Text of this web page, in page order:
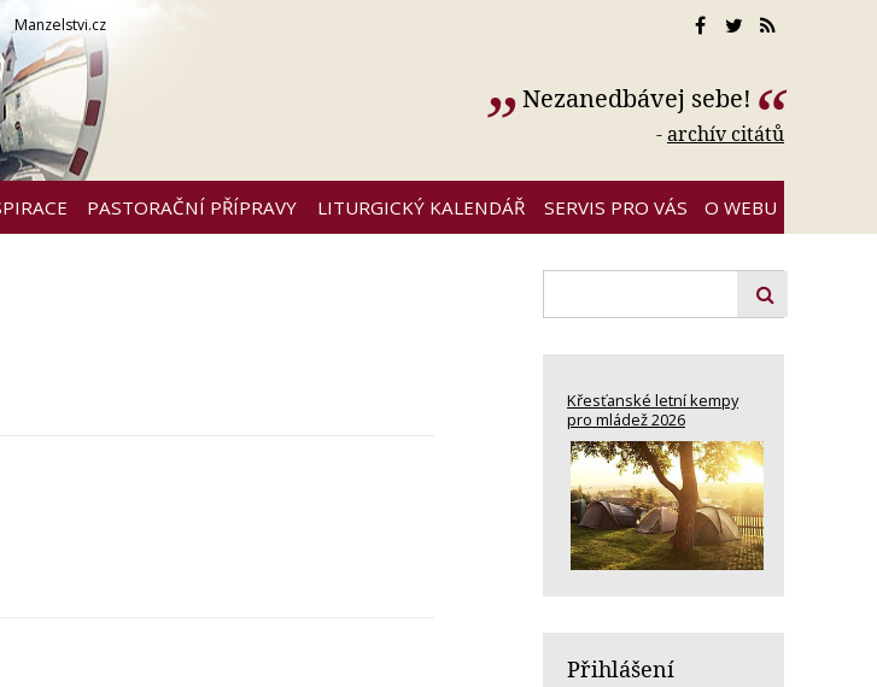
Manzelstvi.cz
Nezanedbávej sebe!
-archív citátů
PASTORAČNÍ PŘÍPRAVY LITURGICKÝ KALENDÁŘ SERVIS PRO VÁS O WEBU
Křesťanské letní kempy
pro mládež 2026
Přihlášení